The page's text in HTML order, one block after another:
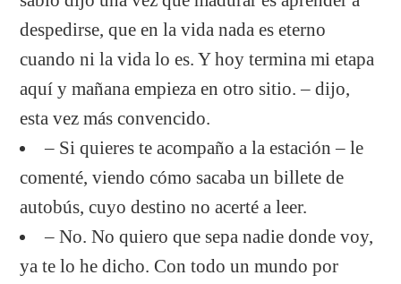
despedirse, que en la vida nada es eterno
cuando ni la vida lo es. Y hoy termina mi etapa
aquí y mañana empieza en otro sitio. – dijo,
esta vez más convencido.
– Si quieres te acompaño a la estación – le
comenté, viendo cómo sacaba un billete de
autobús, cuyo destino no acerté a leer.
– No. No quiero que sepa nadie donde voy,
ya te lo he dicho. Con todo un mundo por